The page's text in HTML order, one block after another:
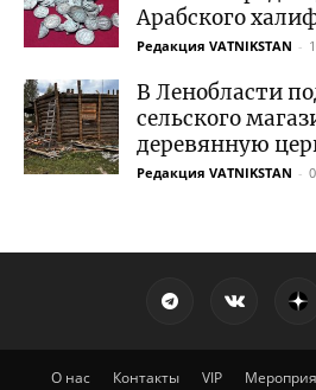
Арабского
Редакция VATNIKSTAN -
В Ленобласти
сельского
деревянную
Редакция VATNIKSTAN -
О нас Контакты VIP